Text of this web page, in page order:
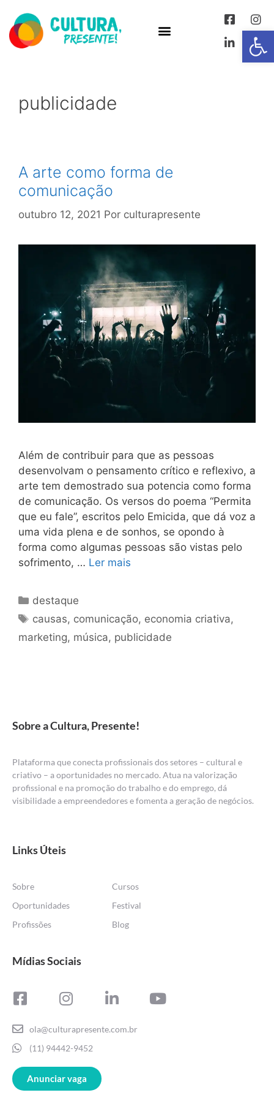
Abrir
publicidade
A arte como forma de
comunicação
outubro 12, 2021 Por culturapresente
Além de contribuir para que as pessoas
desenvolvam o pensamento crítico e reflexivo, a
arte tem demostrado sua potencia como forma
de comunicação. Os versos do poema “Permita
que eu fale”, escritos pelo Emicida, que dá voz a
uma vida plena e de sonhos, se opondo à
forma como algumas pessoas são vistas pelo
sofrimento, … Ler mais
destaque
causas, comunicação, economia criativa,
marketing, música, publicidade
Sobre a Cultura, Presente!
Plataforma que conecta profissionais dos setores – cultural e
criativo – a oportunidades no mercado. Atua na valorização
profissional e na promoção do trabalho e do emprego, dá
visibilidade a empreendedores e fomenta a geração de negócios.
Links Úteis
Sobre
Oportunidades
Profissões
Cursos
Festival
Blog
Mídias Sociais
ola@culturapresente.com.br
(11) 94442-9452
Anunciar vaga